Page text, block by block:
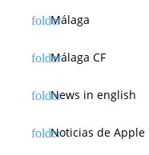
Málaga
Málaga CF
News in english
Noticias de Apple